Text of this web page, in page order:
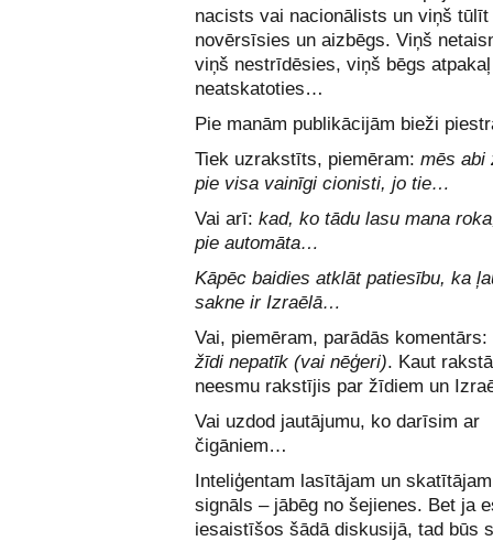
nacists vai nacionālists un viņš tūlīt
novērsīsies un aizbēgs. Viņš
viņš nestrīdēsies, viņš bēgs atpakaļ
neatskatoties…
Pie manām publikācijām bieži
Tiek uzrakstīts, piemēram: mēs abi
pie visa vainīgi cionisti, jo tie…
Vai arī: kad, ko tādu lasu mana
pie automāta…
Kāpēc baidies atklāt patiesību, ka
sakne ir Izraēlā…
Vai, piemēram, parādās komentārs:
žīdi nepatīk (vai nēģeri). Kaut
neesmu rakstījis par žīdiem un
Vai uzdod jautājumu, ko darīsim ar
čigāniem…
Inteliģentam lasītājam un
signāls – jābēg no šejienes. Bet ja
iesaistīšos šādā diskusijā, tad būs